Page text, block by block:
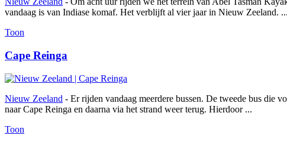
vandaag is van Indiase komaf. Het verblijft al vier jaar in Nieuw Zeeland. ...
Toon
Cape Reinga
Nieuw Zeeland - Er rijden vandaag meerdere bussen. De tweede bus die
naar Cape Reinga en daarna via het strand weer terug. Hierdoor ...
Toon